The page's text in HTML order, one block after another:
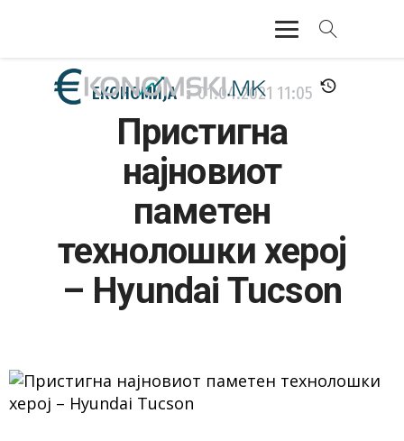
АКТУЕЛНО
ЕКОНОМИЈА
ФИНАНСИИ
БАНКАРСТВО
ЖИВОТ
МОЗАИК
ЕКОНОМИЈА 01.04.2021 11:05
Пристигна
најновиот
паметен
технолошки херој
– Hyundai Tucson